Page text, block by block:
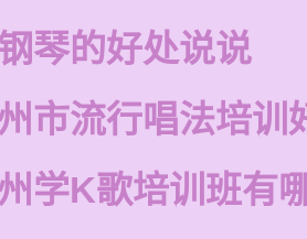
琴的好处说说
市流行唱法培训
学K歌培训班有